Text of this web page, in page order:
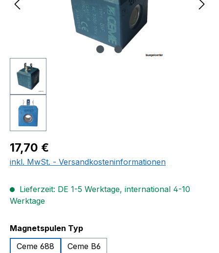
Regulärer Preis:
17,70 €
inkl. MwSt. - Versandkosteninformationen
Lieferzeit: DE 1-5 Werktage, international 4-10
Werktage
Magnetspulen Typauswählen
Ceme 688
Ceme B6